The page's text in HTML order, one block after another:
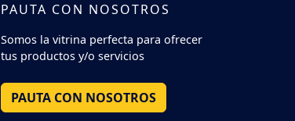
PAUTA CON NOSOTROS
Somos la vitrina perfecta para ofrecer
tus productos y/o servicios
PAUTA CON NOSOTROS